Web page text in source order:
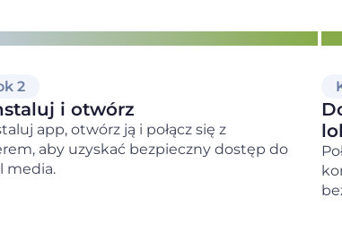
2
i otwórz
app, otwórz ją i połącz się z
aby uzyskać bezpieczny dostęp do
media.